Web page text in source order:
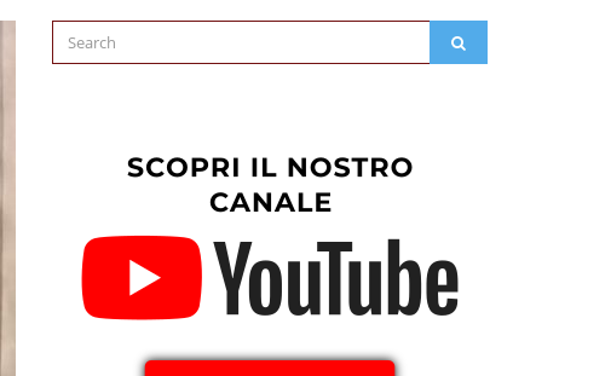
Search
for: